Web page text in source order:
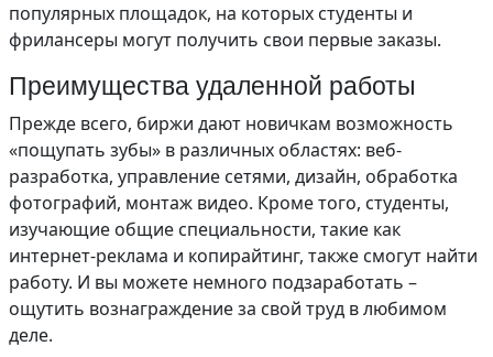
популярных площадок, на которых студенты и
фрилансеры могут получить свои первые заказы.
Преимущества удаленной работы
Прежде всего, биржи дают новичкам возможность
«пощупать зубы» в различных областях: веб-
разработка, управление сетями, дизайн, обработка
фотографий, монтаж видео. Кроме того, студенты,
изучающие общие специальности, такие как
интернет-реклама и копирайтинг, также смогут найти
работу. И вы можете немного подзаработать –
ощутить вознаграждение за свой труд в любимом
деле.